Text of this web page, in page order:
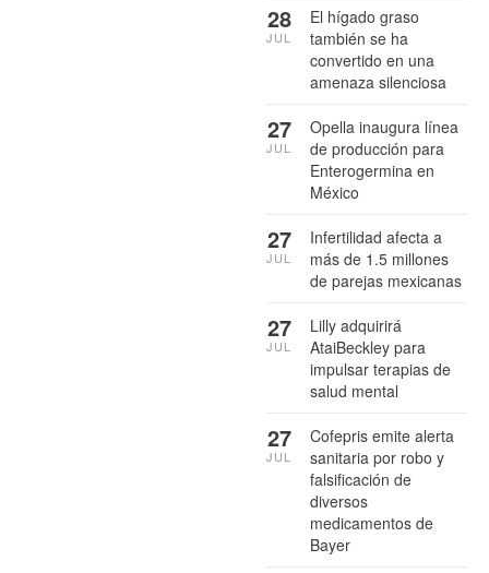
El hígado graso
también se ha
convertido en una
amenaza silenciosa
28
JUL
Opella inaugura línea
de producción para
Enterogermina en
México
27
JUL
Infertilidad afecta a
más de 1.5 millones
de parejas mexicanas
27
JUL
Lilly adquirirá
AtaiBeckley para
impulsar terapias de
salud mental
27
JUL
Cofepris emite alerta
sanitaria por robo y
falsificación de
diversos
medicamentos de
Bayer
27
JUL